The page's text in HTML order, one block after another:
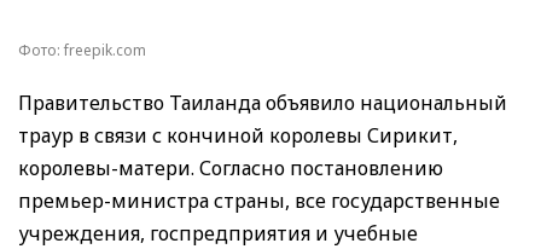
Фото: freepik.com
Правительство Таиланда объявило национальный
траур в связи с кончиной королевы Сирикит,
королевы-матери. Согласно постановлению
премьер-министра страны, все государственные
учреждения, госпредприятия и учебные